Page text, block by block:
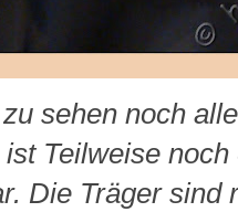
sehen noch
Teilweise
Die Träger